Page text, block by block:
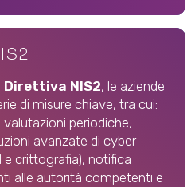
NIS2, le aziende
di misure chiave, tra cui:
periodiche,
avanzate di cyber
e crittografia), notifica
alle autorità competenti e